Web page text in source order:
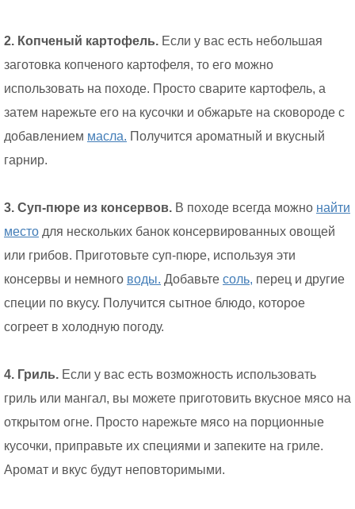
2. Копченый картофель. Если у вас есть небольшая
заготовка копченого картофеля, то его можно
использовать на походе. Просто сварите картофель, а
затем нарежьте его на кусочки и обжарьте на сковороде с
добавлением масла. Получится ароматный и вкусный
гарнир.
3. Суп-пюре из консервов. В походе всегда можно найти
место для нескольких банок консервированных овощей
или грибов. Приготовьте суп-пюре, используя эти
консервы и немного воды. Добавьте соль, перец и другие
специи по вкусу. Получится сытное блюдо, которое
согреет в холодную погоду.
4. Гриль. Если у вас есть возможность использовать
гриль или мангал, вы можете приготовить вкусное мясо на
открытом огне. Просто нарежьте мясо на порционные
кусочки, приправьте их специями и запеките на гриле.
Аромат и вкус будут неповторимыми.